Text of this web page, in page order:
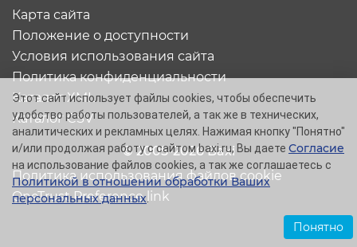
© 2005-2026 Baxi
Карта сайта
Положение о доступности
Условия использования сайта
Политика конфиденциальности
Каталог XML
Каталог CSV
Политика использования файлов cookie
OneTrust Preference link
Этот сайт использует файлы cookies, чтобы обеспечить
удобство работы пользователей, а так же в технических,
аналитических и рекламных целях. Нажимая кнопку "Понятно"
и/или продолжая работу с сайтом baxi.ru, Вы даете Согласие
на использование файлов cookies, а так же соглашаетесь с
Политикой в отношении обработки Ваших
персональных данных.
Понятно